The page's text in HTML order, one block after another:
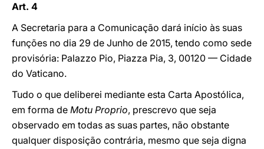
Art. 4
A Secretaria para a Comunicação dará início às suas
funções no dia 29 de Junho de 2015, tendo como sede
provisória: Palazzo Pio, Piazza Pia, 3, 00120 — Cidade
do Vaticano.
Tudo o que deliberei mediante esta Carta Apostólica,
em forma de Motu Proprio, prescrevo que seja
observado em todas as suas partes, não obstante
qualquer disposição contrária, mesmo que seja digna